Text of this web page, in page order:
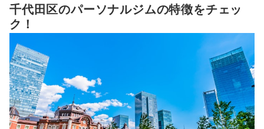
5 ェック
千代田区のパーソナルジム全22選おすすめ人気ランキング
パーソナルジムとスポーツジム、どちらを選べばよい？
パーソナルジムってどのくらい通えばいい？
千代田区のパーソナルジムの特徴をチェッ
ク！